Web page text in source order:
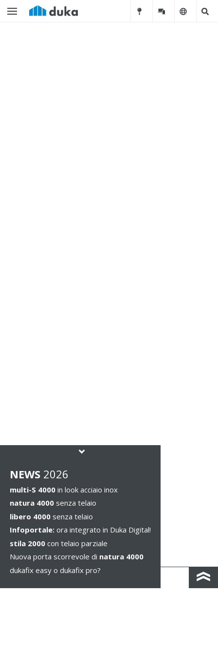
NEWS 2026
multi-S 4000 in look acciaio inox
natura 4000 senza telaio
libero 4000 senza telaio
Infoportale: ora integrato in Duka Digital!
stila 2000 con telaio parziale
Nuova porta scorrevole di natura 4000
dukafix easy o dukafix pro?